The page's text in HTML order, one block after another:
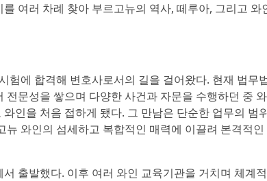
여러 차례 찾아 부르고뉴의 역사, 떼루아, 그리고 와
험에 합격해 변호사로서의 길을 걸어왔다. 현재 법무
문성을 쌓으며 다양한 사건과 자문을 수행하던 중
인을 처음 접하게 됐다. 그 만남은 단순한 업무의 범
와인의 섬세하고 복합적인 매력에 이끌려 본격적인
출발했다. 이후 여러 와인 교육기관을 거치며 체계